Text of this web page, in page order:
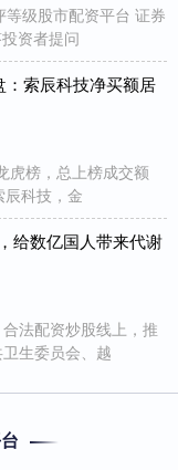
级股市配资平台 证券
资者提问
：索辰科技净买额居
虎榜，总上榜成交额
科技，金
给数亿国人带来代谢
法配资炒股线上，推
生委员会、越
扩产 短期内可能还需